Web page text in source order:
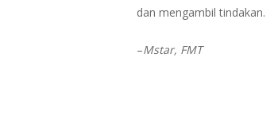
dan mengambil tindakan.
–Mstar, FMT